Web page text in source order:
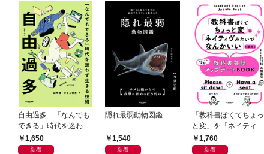
自由過多 「なんでも
できる」時代を迷わず
生きる技術
1,650
新着
隠れ最弱動物図鑑
1,540
新着
「教科書ぽくてちょっ
と変」を「ネイティヴ
みたいでなんかいい」
に変える教科書英語ア
1,760
新着